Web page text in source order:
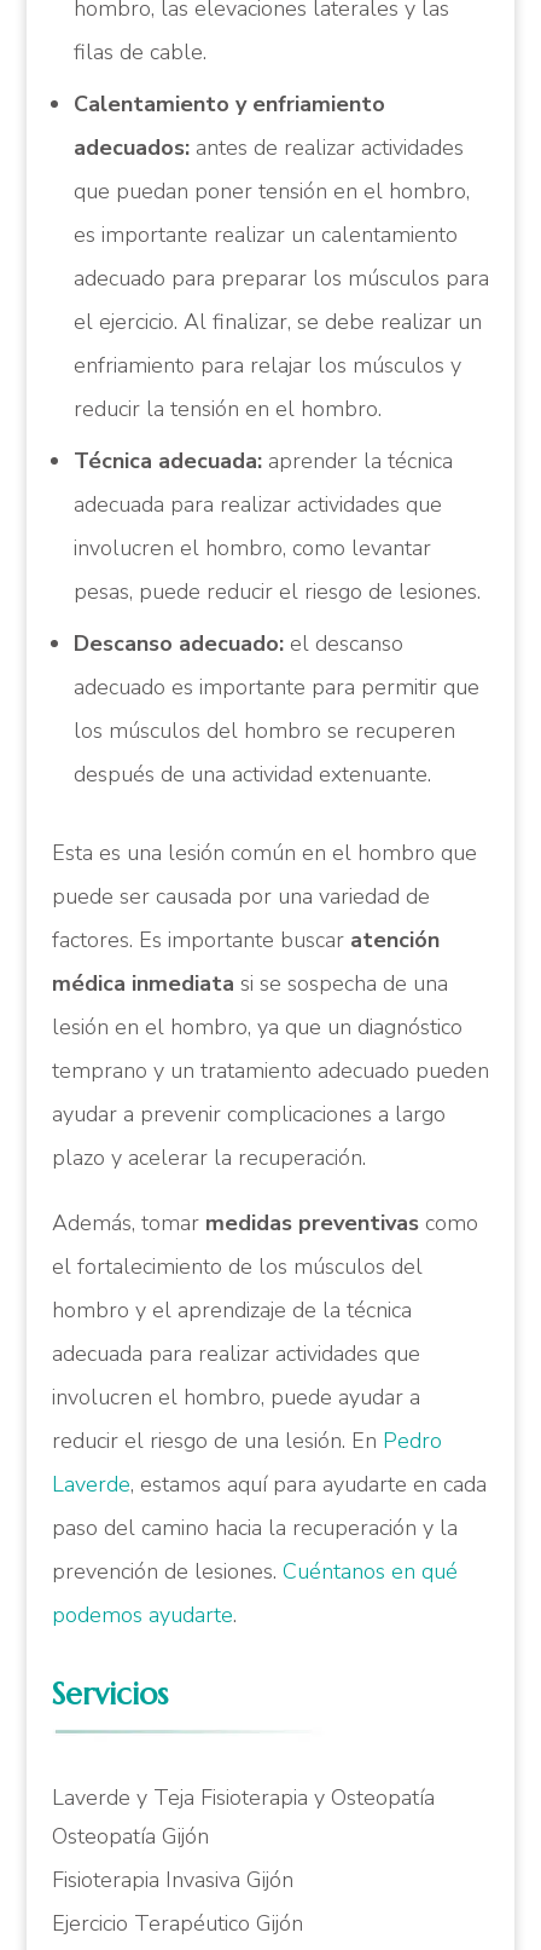
hombro, las elevaciones laterales y las
filas de cable.
Calentamiento y enfriamiento
adecuados:antes de realizar actividades
que puedan poner tensión en el hombro,
es importante realizar un calentamiento
adecuado para preparar los músculos para
el ejercicio. Al finalizar, se debe realizar un
enfriamiento para relajar los músculos y
reducir la tensión en el hombro.
Técnica adecuada: aprender la técnica
adecuada para realizar actividades que
involucren el hombro, como levantar
pesas, puede reducir el riesgo de lesiones.
Descanso adecuado:el descanso
adecuado es importante para permitir que
los músculos del hombro se recuperen
después de una actividad extenuante.
Esta es una lesión común en el hombro que
puede ser causada por una variedad de
factores. Es importante buscar atención
médica inmediata si se sospecha de una
lesión en el hombro, ya que un diagnóstico
temprano y un tratamiento adecuado pueden
ayudar a prevenir complicaciones a largo
plazo y acelerar la recuperación.
Además, tomar medidas preventivas como
el fortalecimiento de los músculos del
hombro y el aprendizaje de la técnica
adecuada para realizar actividades que
involucren el hombro, puede ayudar a
reducir el riesgo de una lesión. En Pedro
Laverde, estamos aquí para ayudarte en cada
paso del camino hacia la recuperación y la
prevención de lesiones. Cuéntanos en qué
podemos ayudarte.
Servicios
Laverde y Teja Fisioterapia y Osteopatía
Osteopatía Gijón
Fisioterapia Invasiva Gijón
Ejercicio Terapéutico Gijón